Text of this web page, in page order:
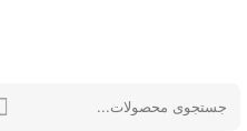
Search